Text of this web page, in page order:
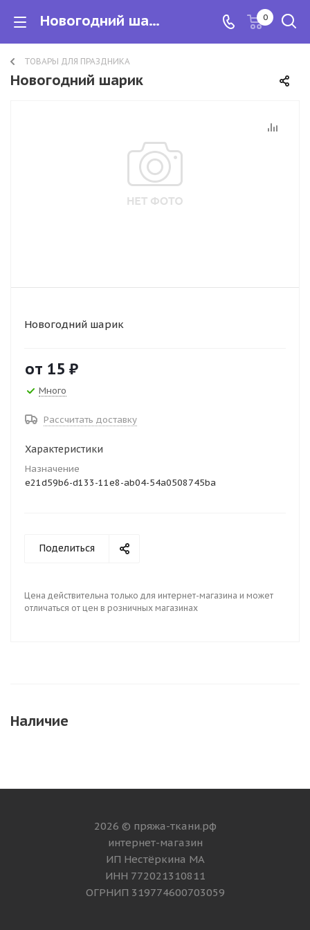
Новогодний шарик 0
ТОВАРЫ ДЛЯ ПРАЗДНИКА
Новогодний шарик
Новогодний шарик
от 15 ₽
Много
Рассчитать доставку
Характеристики
Назначение
e21d59b6-d133-11e8-ab04-54a0508745ba
Поделиться
Цена действительна только для интернет-магазина и может
отличаться от цен в розничных магазинах
Наличие
2026 © пряжа-ткани.рф
интернет-магазин
ИП Нестёркина МА
ИНН 772021310811
ОГРНИП 319774600703059